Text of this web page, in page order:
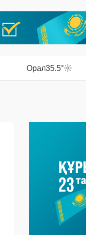
Орал35.5°